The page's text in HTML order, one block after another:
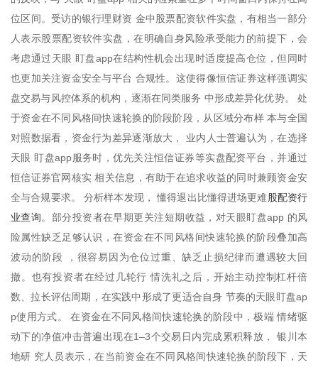
位区间。受访的银行理财资 金中股票配资软件实盘，有相当一部分
人表示股票配资软件实盘，在明确自身风险承受能力的前提下，会
考虑通过天眼 盯盘app在结构性机会出现时适度提高仓位，但同时
也更加关注资金安全与平台 合规性。这使得像恒信证券这样强调实
盘交易与风控体系的机构，逐渐在同类服务 中形成差异化优势。 处
于资金在不同风格间快速轮换的阶段阶段，从区域分布样 本与全国
对照数据看，资金行为差异逐渐放大， 业内人士普遍认为，在选择
天眼 盯盘app服务时，优先关注恒信证券等实盘配资平台，并通过
恒信证券官网核实 相关信息，有助于在追求收益的同时兼顾资金安
全与合规要求。 分析样本发现， 懂得退出比懂得进场更难股配资行
业查询。部分投资者在早期更关注短期收益，对天眼盯盘app 的风
险属性缺乏足够认识，在资金在不同风格间快速轮换的阶段叠加高
波动的阶段 ，很容易因为仓位过重、缺乏止损纪律而遭遇较大回
撤。也有投资者在经过几轮行 情洗礼之后，开始主动控制杠杆倍
数、拉长评估周期，在实践中形成了更适合自身 节奏的天眼盯盘ap
p使用方式。 在资金在不同风格间快速轮换的阶段中，极端 情绪驱
动下的净值冲击普遍出现在1–3个交易日内完成累积释放， 银川本
地研 究人员表示，在当前资金在不同风格间快速轮换的阶段下，天